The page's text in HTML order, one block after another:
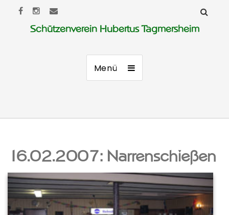
Schützenverein Hubertus Tagmersheim
Menü
16.02.2007: Narrenschießen